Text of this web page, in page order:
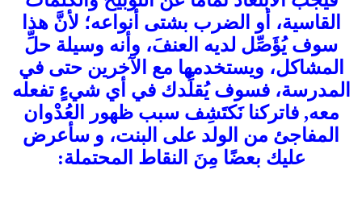
القاسية، أو الضرب بشتى أنواعه؛ لأنَّ هذا
سوف يُؤَصِّل لديه العنفَ، وأنه وسيلة حلِّ
المشاكل، ويستخدمها مع الآخرين حتى في
المدرسة، فسوف يُقلِّدك في أي شيءٍ تفعله
معه, فاتركنا نَكتَشِف سبب ظهور العُدْوان
المفاجئ من الولد على البنت، و سأعرض
عليك بعضًا مِنَ النقاط المحتملة: